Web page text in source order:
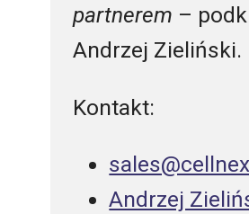
partnerem –
Andrzej Zieliński.
Kontakt:
Andrzej